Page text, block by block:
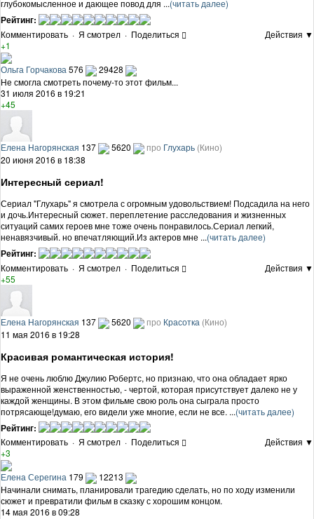
глубокомысленное и дающее повод для ...(читать далее)
Рейтинг:
Комментировать · Я смотрел · Поделиться
Действия ▼
+1
Ольга Горчакова 576
29428
Не смогла смотреть почему-то этот фильм...
31 июля 2016 в 19:21
+45
Елена Нагорянская 137 5620 про Глухарь (Кино)
20 июня 2016 в 18:38
Интересный сериал!
Сериал "Глухарь" я смотрела с огромным удовольствием! Подсадила на него
и дочь.Интересный сюжет. переплетение расследования и жизненных
ситуаций самих героев мне тоже очень понравилось.Сериал легкий,
ненавязчивый. но впечатляющий.Из актеров мне ...(читать далее)
Рейтинг:
Комментировать · Я смотрел · Поделиться
Действия ▼
+55
Елена Нагорянская 137 5620 про Красотка (Кино)
11 мая 2016 в 19:28
Красивая романтическая история!
Я не очень люблю Джулию Робертс, но признаю, что она обладает ярко
выраженной женственностью, - чертой, которая присутствует далеко не у
каждой женщины. В этом фильме свою роль она сыграла просто
потрясающе!думаю, его видели уже многие, если не все. ...(читать далее)
Рейтинг:
Комментировать · Я смотрел · Поделиться
Действия ▼
+3
Елена Серегина 179
12213
Начинали снимать, планировали трагедию сделать, но по ходу изменили
сюжет и превратили фильм в сказку с хорошим концом.
14 мая 2016 в 09:28